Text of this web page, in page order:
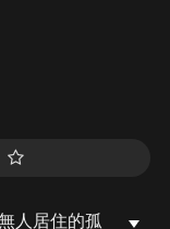
人居住的孤